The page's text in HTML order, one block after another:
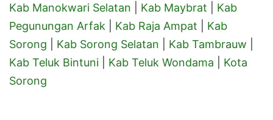
Kab Manokwari Selatan
Kab Maybrat
Kab
Pegunungan Arfak
Kab Raja Ampat
Kab
Sorong
Kab Sorong Selatan Kab Tambrauw
Kab Teluk Bintuni
Kab Teluk Wondama
Kota
Sorong